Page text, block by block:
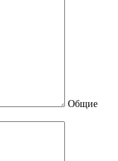
Общие